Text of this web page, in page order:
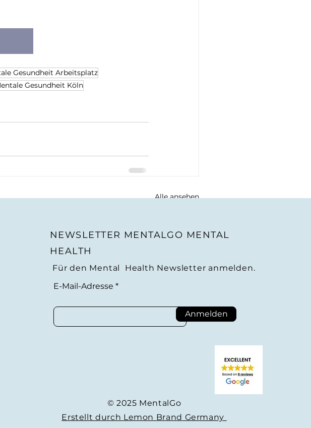
Gesundheit Arbeitsplatz
Gesundheit Köln
Alle ansehen
NEWSLETTER MENTALGO MENTAL
HEALTH
Für den Mental Health Newsletter anmelden.
E-Mail-Adresse
Anmelden
© 2025 MentalGo
Erstellt durch Lemon Brand Germany